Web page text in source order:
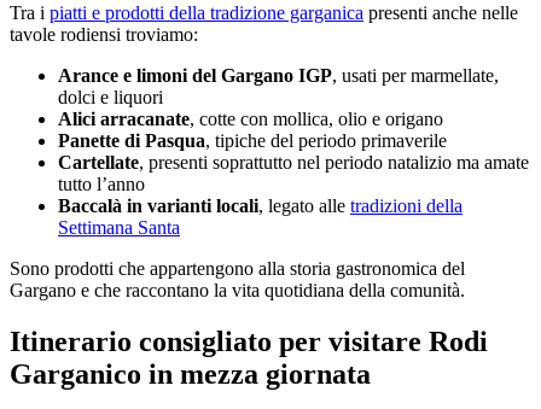
Tra i piatti e prodotti della tradizione garganica presenti anche nelle
tavole rodiensi troviamo:
Arance e limoni del Gargano IGP, usati per marmellate,
dolci e liquori
Alici arracanate, cotte con mollica, olio e origano
Panette di Pasqua, tipiche del periodo primaverile
Cartellate, presenti soprattutto nel periodo natalizio ma amate
tutto l’anno
Baccalà in varianti locali, legato alle tradizioni della
Settimana Santa
Sono prodotti che appartengono alla storia gastronomica del
Gargano e che raccontano la vita quotidiana della comunità.
Itinerario consigliato per visitare Rodi
Garganico in mezza giornata